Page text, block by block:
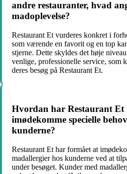
andre restauranter, hvad
madoplevelse?
Restaurant Et vurderes konkret i
som værende en favorit og en top
stjerne. Dette skyldes det høje
venlige, professionelle service, som
deres besøg på Restaurant Et.
Hvordan har Restaurant Et
imødekomme specielle
kunderne?
Restaurant Et har formået at
madallergier hos kunderne ved at
under besøget. Kunder med